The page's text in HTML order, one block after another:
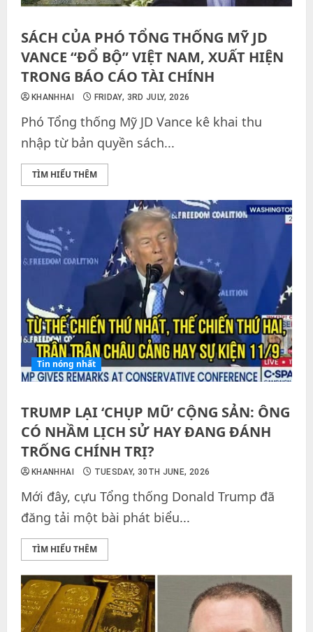
SÁCH CỦA PHÓ TỔNG THỐNG MỸ JD
VANCE “ĐỔ BỘ” VIỆT NAM, XUẤT HIỆN
TRONG BÁO CÁO TÀI CHÍNH
KHANHHAI FRIDAY, 3RD JULY, 2026
Phó Tổng thống Mỹ JD Vance kê khai thu
nhập từ bản quyền sách...
TÌM HIỂU THÊM
Tin nóng nhất
TRUMP LẠI ‘CHỤP MŨ’ CỘNG SẢN: ÔNG
CÓ NHẦM LỊCH SỬ HAY ĐANG ĐÁNH
TRỐNG CHÍNH TRỊ?
KHANHHAI TUESDAY, 30TH JUNE, 2026
Mới đây, cựu Tổng thống Donald Trump đã
đăng tải một bài phát biểu...
TÌM HIỂU THÊM